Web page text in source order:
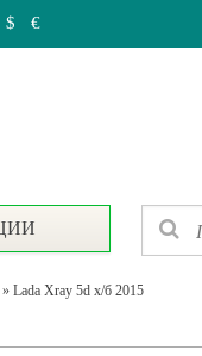
$ €
» Lada Xray 5d х/б 2015